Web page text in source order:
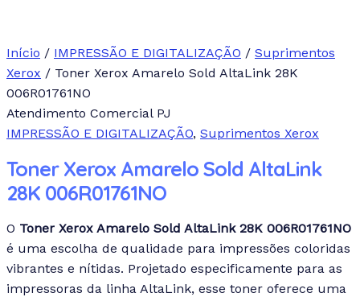
Início / IMPRESSÃO E DIGITALIZAÇÃO / Suprimentos
Xerox / Toner Xerox Amarelo Sold AltaLink 28K
006R01761NO
Atendimento Comercial PJ
IMPRESSÃO E DIGITALIZAÇÃO, Suprimentos Xerox
Toner Xerox Amarelo Sold AltaLink
28K 006R01761NO
O Toner Xerox Amarelo Sold AltaLink 28K 006R01761NO
é uma escolha de qualidade para impressões coloridas
vibrantes e nítidas. Projetado especificamente para as
impressoras da linha AltaLink, esse toner oferece uma